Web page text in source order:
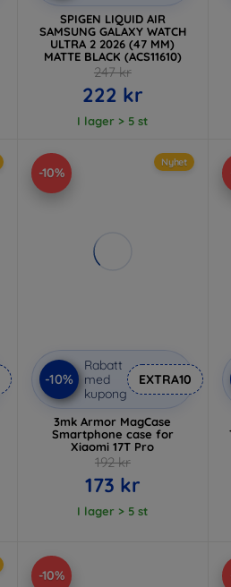
SPIGEN LIQUID AIR
SAMSUNG GALAXY WATCH
ULTRA 2 2026 (47 MM)
MATTE BLACK (ACS11610)
247 kr
222 kr
I lager > 5 st
-10%
Nyhet
-10%
Rabatt
med
kupong
EXTRA10
3mk Armor MagCase
Smartphone case for
Xiaomi 17T Pro
192 kr
173 kr
I lager > 5 st
-10%